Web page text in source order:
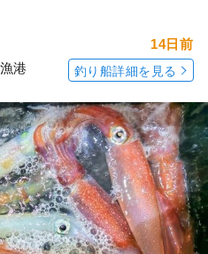
港
14日前
釣り船詳細を見る